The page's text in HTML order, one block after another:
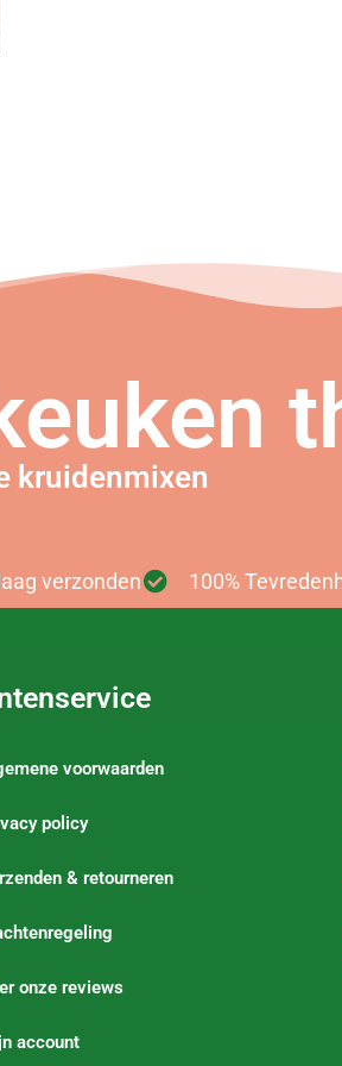
kruidenmixen
verzonden 100%
voorwaarden
policy
& retourneren
onze reviews
account